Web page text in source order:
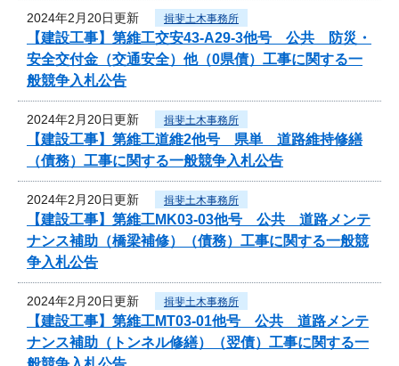
2024年2月20日更新 揖斐土木事務所
【建設工事】第維工交安43-A29-3他号 公共 防災・
安全交付金（交通安全）他（0県債）工事に関する一
般競争入札公告
2024年2月20日更新 揖斐土木事務所
【建設工事】第維工道維2他号 県単 道路維持修繕
（債務）工事に関する一般競争入札公告
2024年2月20日更新 揖斐土木事務所
【建設工事】第維工MK03-03他号 公共 道路メンテ
ナンス補助（橋梁補修）（債務）工事に関する一般競
争入札公告
2024年2月20日更新 揖斐土木事務所
【建設工事】第維工MT03-01他号 公共 道路メンテ
ナンス補助（トンネル修繕）（翌債）工事に関する一